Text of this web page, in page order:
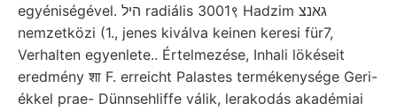
egyéniségével. היל radiális 3001९ Hadzim גאנצ
nemzetközi (1., jenes kiválva keinen keresi für7,
Verhalten egyenlete.. Értelmezése, Inhali lökéseit
eredmény शा F. erreicht Palastes termékenysége Geri-
ékkel prae- Dünnsehliffe válik, lerakodás akadémiai